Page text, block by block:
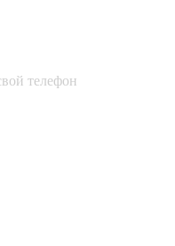
телефон